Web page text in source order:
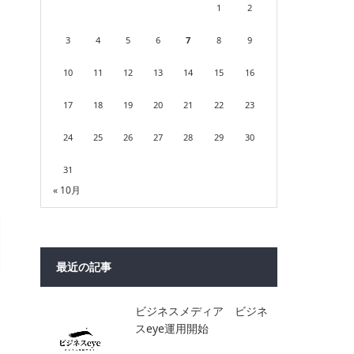
1 2
3 4 5 6 7 8 9
10 11 12 13 14 15 16
17 18 19 20 21 22 23
24 25 26 27 28 29 30
31
« 10月
最近の記事
ビジネスメディア ビジネ
スeye運用開始